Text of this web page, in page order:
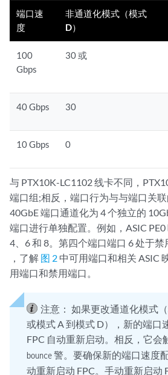
端口速
度
非通道化模式（模式
D）
100
Gbps
30 或
40 Gbps 30
10 Gbps 0
与 PTX10K-LC1102 线卡不同，
端口组;相反，端口行为与与端口关
40GbE 端口通道化为 4 个独立的
端口进行单独配置。例如，ASIC PE0
4、6 和 8。第四个端口端口 6 处于
，了解 图 2 中可用端口和相关 ASIC
用端口和禁用端口。
注意： 如果更改通道化模式
或模式 A 到模式 D），新的端口
FPC 自动重新启动。相反，它会
bounce警。要确保新的端口速度
动重新启动 FPC。手动重新启动